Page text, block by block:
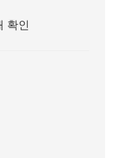
확인